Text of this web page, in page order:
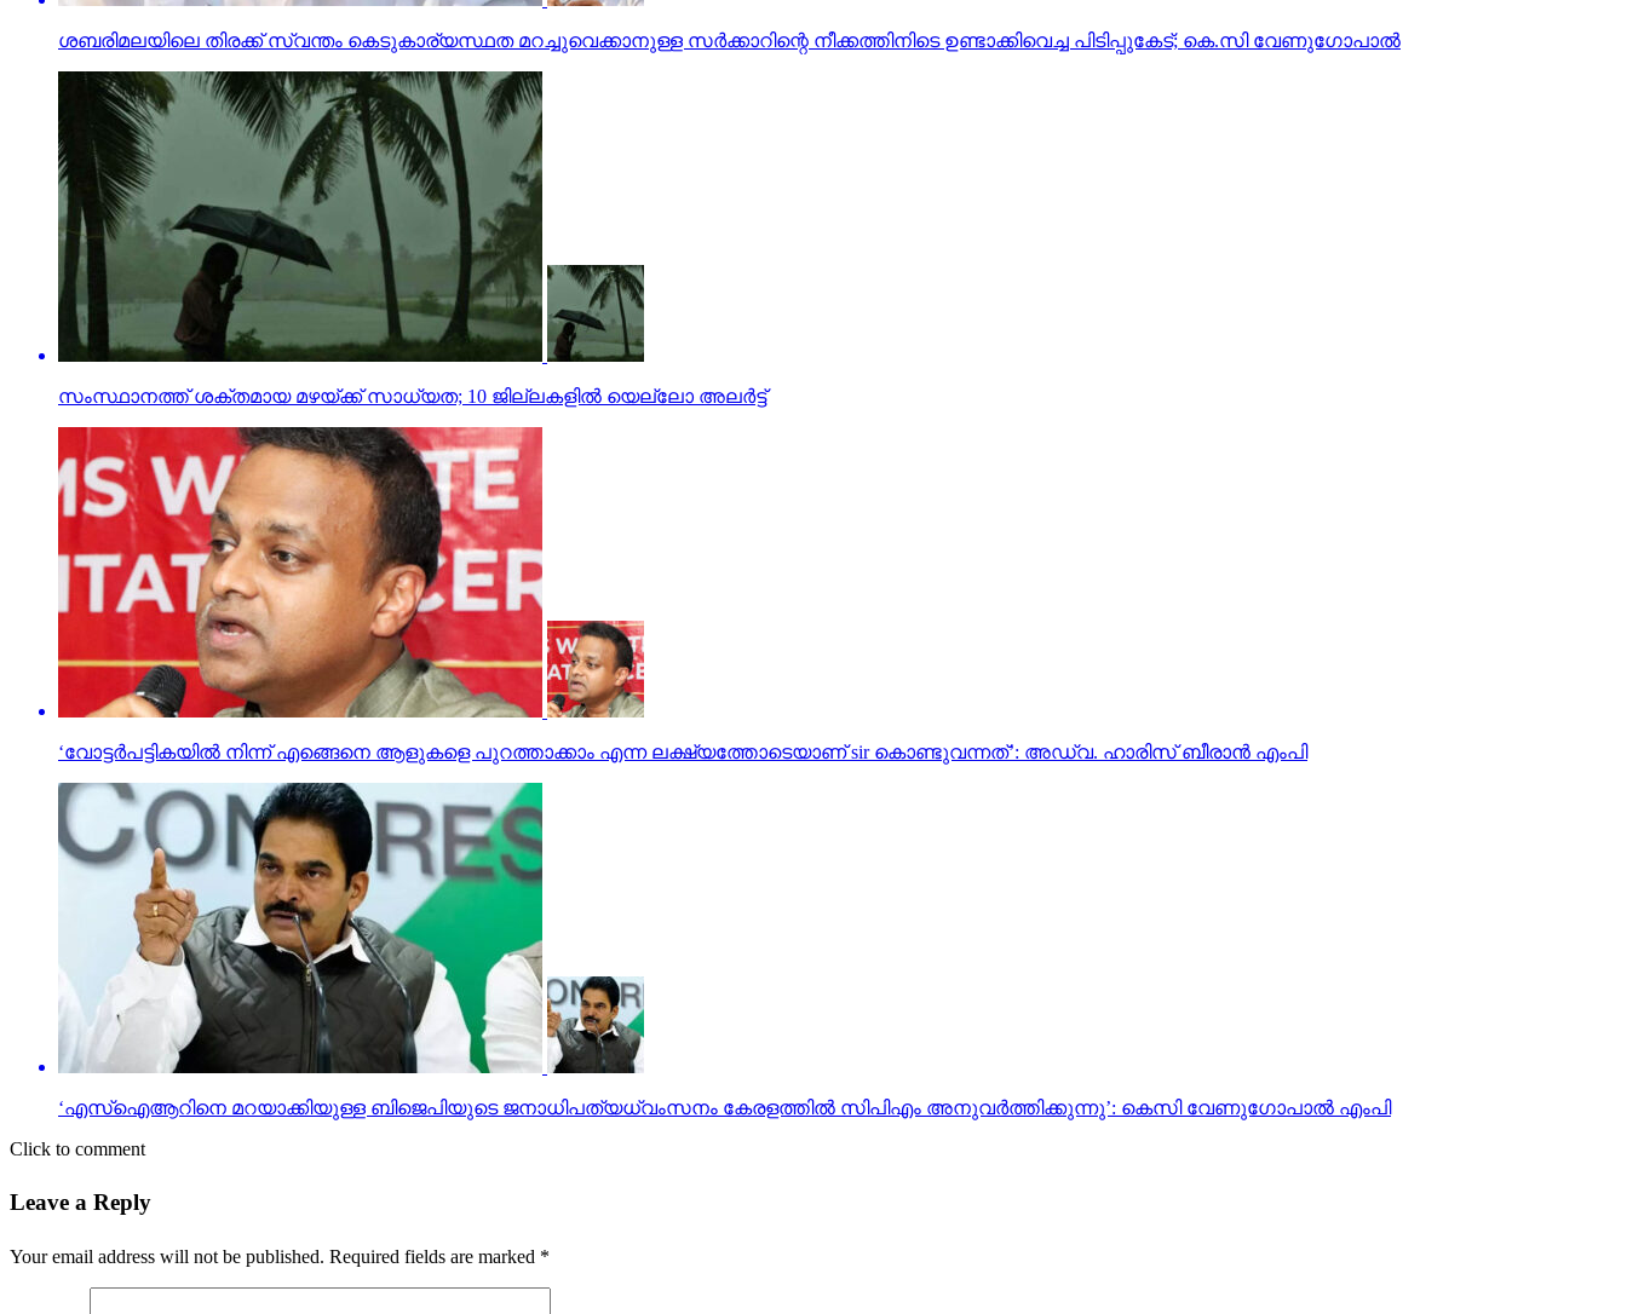
ശബരിമലയിലെ തിരക്ക് സ്വന്തം കെടുകാര്യസ്ഥത മറച്ചുവെക്കാനുള്ള സര്‍ക്കാറിന്റെ നീക്കത്തിനിടെ ഉണ്ടാക്കിവെച്ച പിടിപ്പുകേട്; കെ.സി വേണുഗോപാല്‍
സംസ്ഥാനത്ത് ശക്തമായ മഴയ്ക്ക് സാധ്യത; 10 ജില്ലകളില്‍ യെല്ലോ അലര്‍ട്ട്
‘വോട്ടര്‍പട്ടികയില്‍ നിന്ന് എങ്ങെനെ ആളുകളെ പുറത്താക്കാം എന്ന ലക്ഷ്യത്തോടെയാണ് sir കൊണ്ടുവന്നത്’: അഡ്വ. ഹാരിസ് ബീരാൻ എംപി
‘എസ്‌ഐആറിനെ മറയാക്കിയുള്ള ബിജെപിയുടെ ജനാധിപത്യധ്വംസനം കേരളത്തില്‍ സിപിഎം അനുവര്‍ത്തിക്കുന്നു’: കെസി വേണുഗോപാല്‍ എംപി
Click to comment
Leave a Reply
Your email address will not be published. Required fields are marked *